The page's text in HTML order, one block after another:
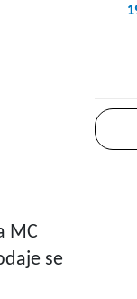
MC
se